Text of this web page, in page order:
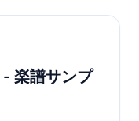
- 楽譜サンプ